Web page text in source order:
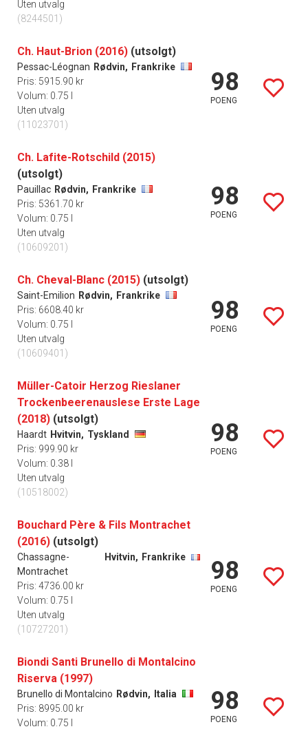
Uten utvalg
(8244501)
Ch. Haut-Brion (2016) (utsolgt)
Pessac-Léognan Rødvin, Frankrike
Pris: 5915.90 kr
Volum: 0.75 l
Uten utvalg
(11023701)
98
POENG
Ch. Lafite-Rotschild (2015)
(utsolgt)
Pauillac Rødvin, Frankrike
Pris: 5361.70 kr
Volum: 0.75 l
Uten utvalg
(10609201)
98
POENG
Ch. Cheval-Blanc (2015) (utsolgt)
Saint-Emilion Rødvin, Frankrike
Pris: 6608.40 kr
Volum: 0.75 l
Uten utvalg
(10609401)
98
POENG
Müller-Catoir Herzog Rieslaner
Trockenbeerenauslese Erste Lage
(2018) (utsolgt)
Haardt Hvitvin, Tyskland
Pris: 999.90 kr
Volum: 0.38 l
Uten utvalg
(10518002)
98
POENG
Bouchard Père & Fils Montrachet
(2016) (utsolgt)
Chassagne-
Montrachet
Hvitvin, Frankrike
Pris: 4736.00 kr
Volum: 0.75 l
Uten utvalg
(10727201)
98
POENG
Biondi Santi Brunello di Montalcino
Riserva (1997)
Brunello di Montalcino Rødvin,
Italia
Pris: 8995.00 kr
Volum: 0.75 l
98
POENG